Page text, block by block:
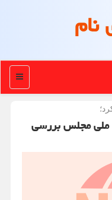
نام
منو
ملی مجلس بررسی